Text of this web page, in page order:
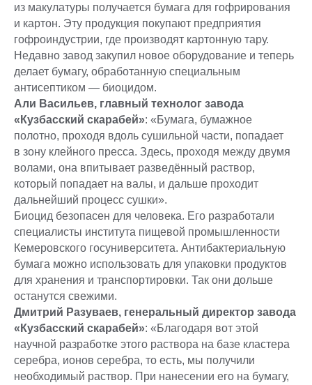
из макулатуры получается бумага для гофрирования
и картон. Эту продукция покупают предприятия
гофроиндустрии, где производят картонную тару.
Недавно завод закупил новое оборудование и теперь
делает бумагу, обработанную специальным
антисептиком — биоцидом.
Али Васильев, главный технолог завода
«Кузбасский скарабей»: «Бумага, бумажное
полотно, проходя вдоль сушильной части, попадает
в зону клейного пресса. Здесь, проходя между двумя
волами, она впитывает разведённый раствор,
который попадает на валы, и дальше проходит
дальнейший процесс сушки».
Биоцид безопасен для человека. Его разработали
специалисты института пищевой промышленности
Кемеровского госуниверситета. Антибактериальную
бумага можно использовать для упаковки продуктов
для хранения и транспортировки. Так они дольше
останутся свежими.
Дмитрий Разуваев, генеральный директор завода
«Кузбасский скарабей»: «Благодаря вот этой
научной разработке этого раствора на базе кластера
серебра, ионов серебра, то есть, мы получили
необходимый раствор. При нанесении его на бумагу,